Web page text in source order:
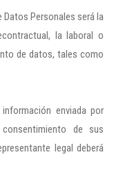
Datos Personales será la
la laboral o
de datos, tales como
enviada por
de sus
legal deberá